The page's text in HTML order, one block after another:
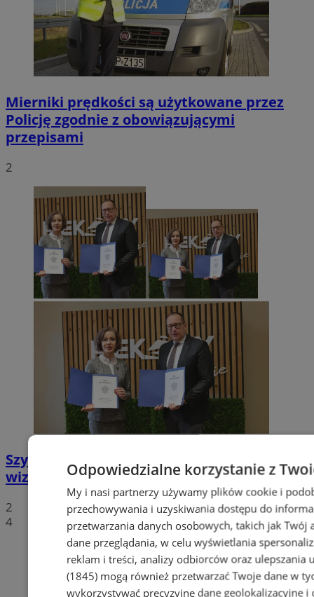
Mierniki prędkości są użytkowane przez
Policję zgodnie z obowiązującymi
przepisami
2
Szyb Julian w rękach miasta – nowa
wizytówka Piekar Śląskich
2
4
Odpowiedzialne korzystanie z
My i nasi partnerzy używamy plików cookie i
przechowywania i uzyskiwania dostępu do
przetwarzania danych osobowych, takich jak
dane przeglądania, w celu wyświetlania
reklam i treści, analizy odbiorców oraz ulepszania
(1845)mogą również przetwarzać Twoje dane w
wykorzystywać precyzyjne dane geolokalizacyjne